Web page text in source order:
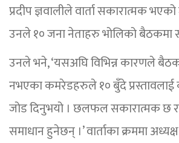
प्रदीप ज्ञवालीले वार्ता सकारात्मक
उनले १० जना नेताहरु भोलिको बैठकमा
उनले भने, ‘यसअघि विभिन्न कारणले
नभएका कमरेडहरुले १० बुँदे प्रस्तावलाई
जोड दिनुभयो । छलफल सकारात्मक छ र
समाधान हुनेछन् ।’ वार्ताका क्रममा